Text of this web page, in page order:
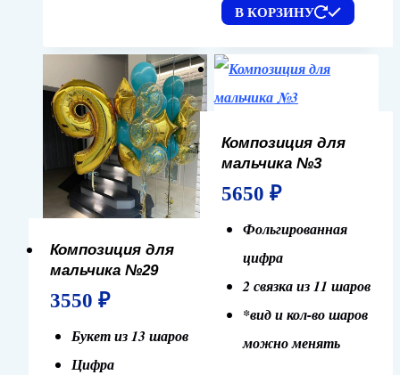
В КОРЗИНУ
Композиция для
мальчика №29
3550 ₽
Букет из 13 шаров
Цифра
Композиция для
мальчика №3
5650 ₽
Фольгированная
цифра
2 связка из 11 шаров
*вид и кол-во шаров
можно менять